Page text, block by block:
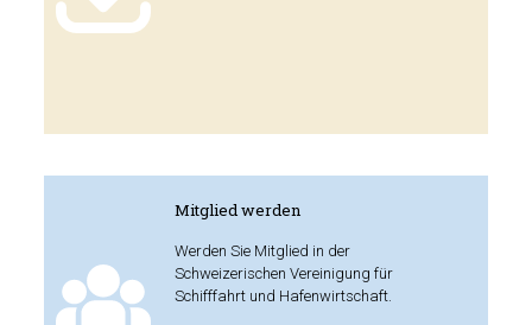
Mitglied werden
Werden Sie Mitglied in der
Schweizerischen Vereinigung für
Schifffahrt und Hafenwirtschaft.